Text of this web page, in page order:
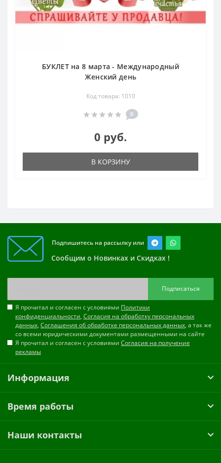
БУКЛЕТ на 8 марта - Международный
Женский день
Код товара: 1010
0
0 руб.
В КОРЗИНУ
Подпишитесь на рассылку или
Сообщим о Новинках и Скидках !
Подписаться
Я прочитал и согласен с условиями Политики
конфиденциальности, Согласия на обработку персональных
данных, Соглашения об обработке персональных данных, а так же
со всеми юридическими документами размещенными на сайте
Я прочитал и согласен с условиями Согласия на получение
рекламы
Информация
Время работы
Наши контакты